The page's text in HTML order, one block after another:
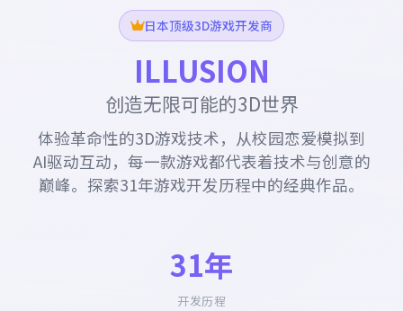
日本顶级3D游戏开发商
ILLUSION
创造无限可能的3D世界
体验革命性的3D游戏技术，从校园恋爱模拟到
AI驱动互动，每一款游戏都代表着技术与创意的
巅峰。探索31年游戏开发历程中的经典作品。
31年
开发历程